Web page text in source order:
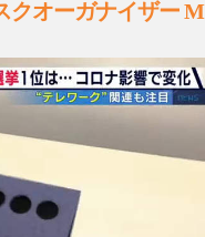
クオーガナイザー M